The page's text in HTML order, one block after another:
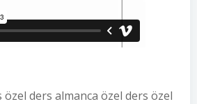
özel ders almanca özel ders özel